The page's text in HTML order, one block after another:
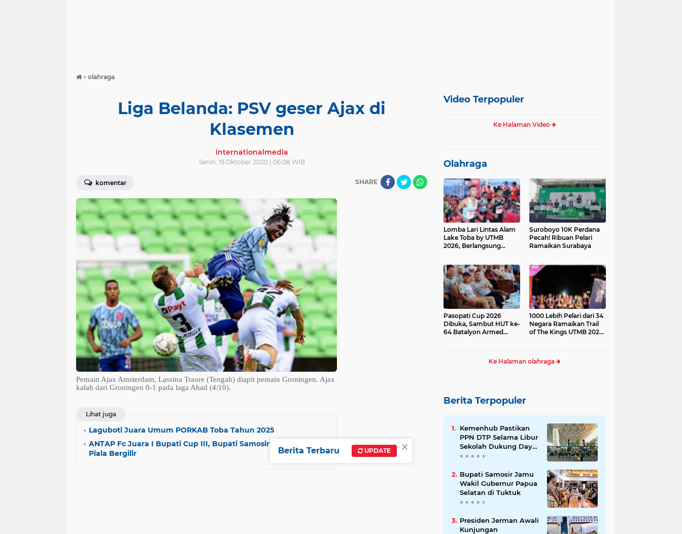
› olahraga
Liga Belanda: PSV geser Ajax di
Klasemen
internationalmedia
Senin, 19 Oktober 2020 | 06:08 WIB
komentar SHARE
Pemain Ajax Amsterdam, Lassina Traore (Tengah) diapit pemain Groningen. Ajax
kalah dari Groningen 0-1 pada laga Ahad (4/10).
Lihat juga
Laguboti Juara Umum PORKAB Toba Tahun 2025
ANTAP Fc Juara I Bupati Cup III, Bupati Samosir Serahkan
Piala Bergilir
Video Terpopuler
Ke Halaman Video
Olahraga
Lomba Lari Lintas Alam
Lake Toba by UTMB
2026, Berlangsung
Suroboyo 10K Perdana
Pecah! Ribuan Pelari
Ramaikan Surabaya
Pasopati Cup 2026
Dibuka, Sambut HUT ke-
64 Batalyon Armed
1000 Lebih Pelari dari 34
Negara Ramaikan Trail
of The Kings UTMB 2026
Ke Halaman olahraga
Berita Terpopuler
Kemenhub Pastikan
PPN DTP Selama Libur
Sekolah Dukung Daya
Beli Masyarakat
Bupati Samosir Jamu
Wakil Gubernur Papua
Selatan di Tuktuk
Presiden Jerman Awali
Kunjungan
×
Berita Terbaru UPDATE